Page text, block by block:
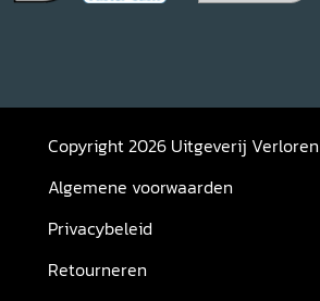
Copyright 2026 Uitgeverij Verloren
Algemene voorwaarden
Privacybeleid
Retourneren